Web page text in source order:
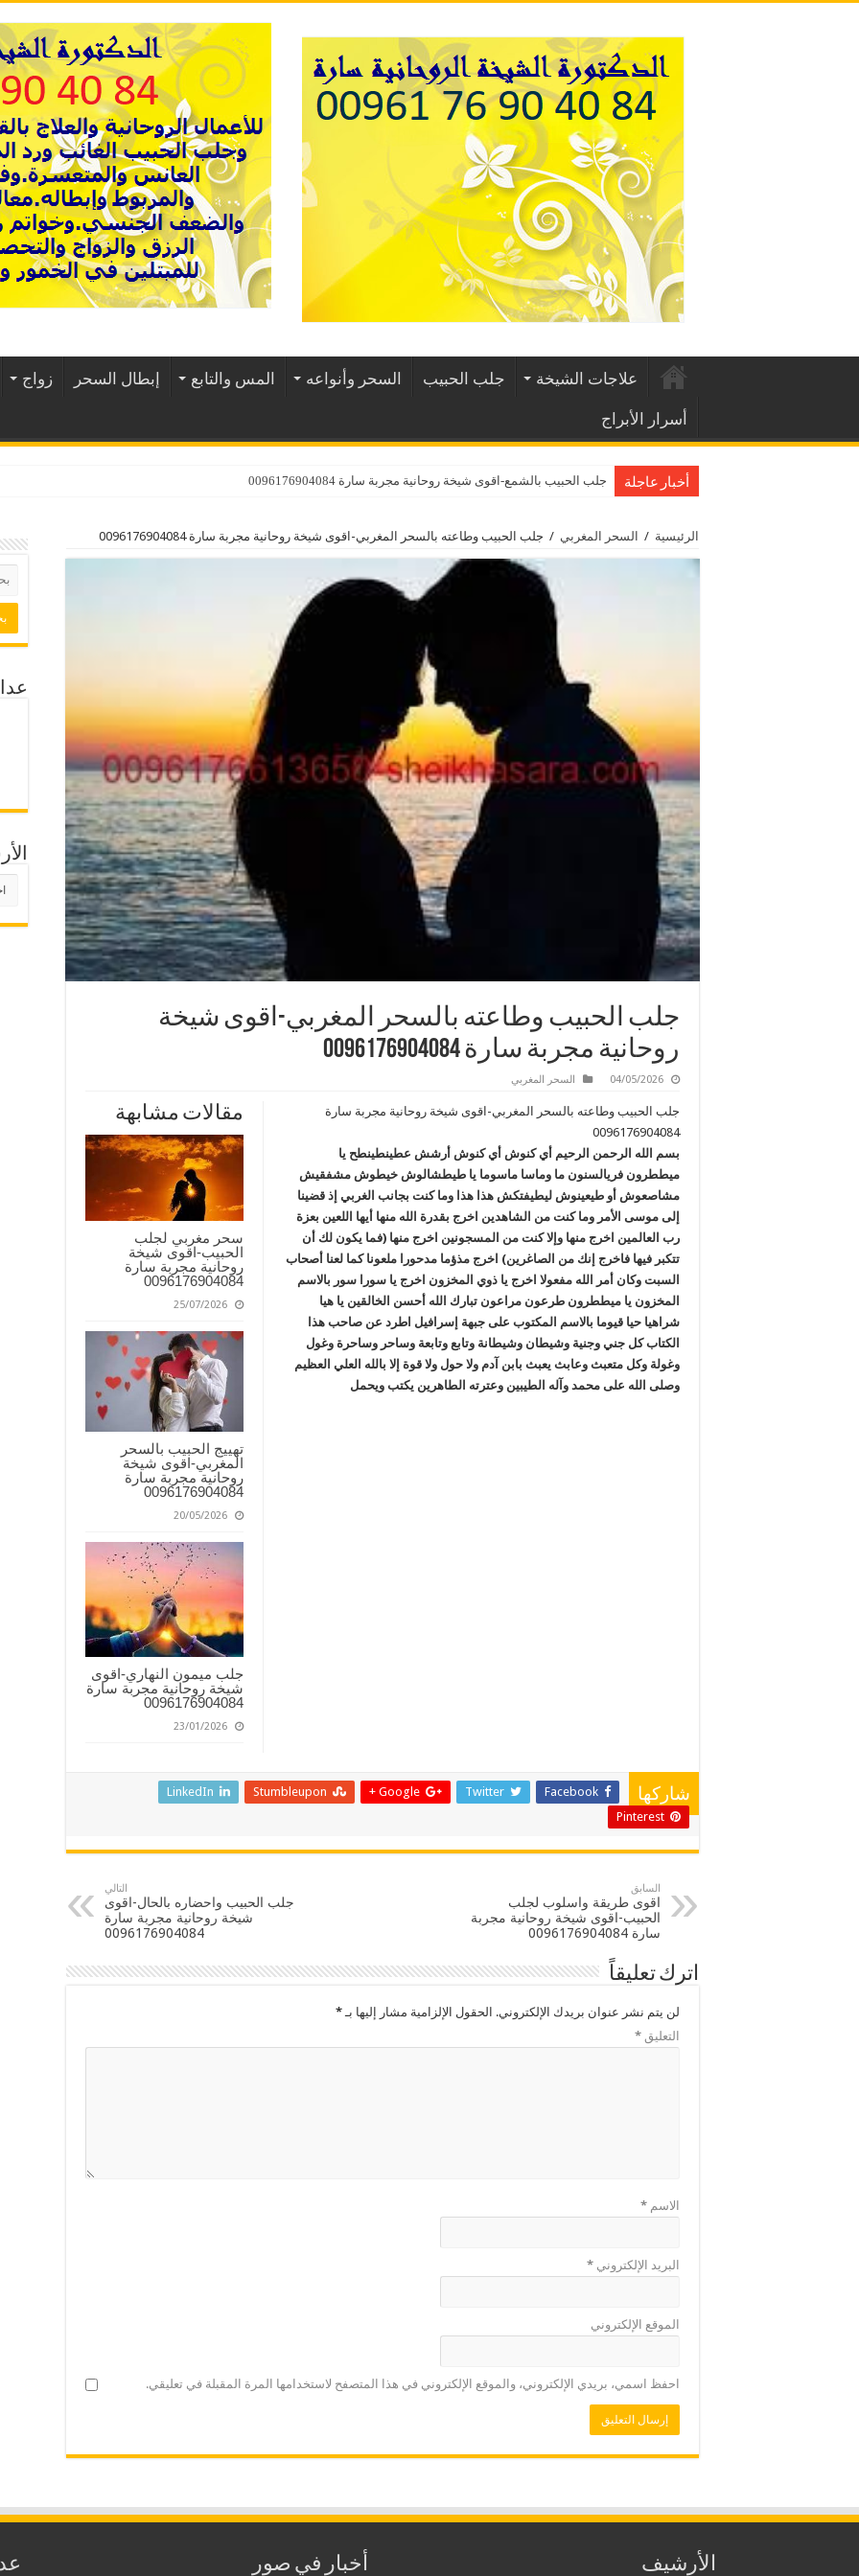
علاجات الشيخة جلب الحبيب السحر وأنواعه المس والتابع إبطال السحر زواج
أسرار الأبراج
أخبار عاجلة جلب الحبيب بالشمع-اقوى شيخة روحانية مجربة سارة 0096176904084
الرئيسية / السحر المغربي / جلب الحبيب وطاعته بالسحر المغربي-اقوى شيخة روحانية مجربة سارة 0096176904084
جلب الحبيب وطاعته بالسحر المغربي-اقوى شيخة
روحانية مجربة سارة 0096176904084
04/05/2026 السحر المغربي
مقالات مشابهة
سحر مغربي لجلب
الحبيب-اقوى شيخة
روحانية مجربة سارة
0096176904084
25/07/2026
تهييج الحبيب بالسحر
المغربي-اقوى شيخة
روحانية مجربة سارة
0096176904084
20/05/2026
جلب ميمون النهاري-اقوى
شيخة روحانية مجربة سارة
0096176904084
23/01/2026
جلب الحبيب وطاعته بالسحر المغربي-اقوى شيخة روحانية مجربة سارة
0096176904084
بسم الله الرحمن الرحيم أي كنوش أي كنوش أرشش عطينطينطح يا
ميططرون فريالسنون ما وماسا ماسوما يا طيطشالوش خيطوش مشفقيش
مشاصعوش أو طيعينوش ليطيفتكش هذا هذا وما كنت بجانب الغربي إذ قضينا
إلى موسى الأمر وما كنت من الشاهدين اخرج بقدرة الله منها أيها اللعين بعزة
رب العالمين اخرج منها وإلا كنت من المسجونين اخرج منها (فما يكون لك أن
تتكبر فيها فاخرج إنك من الصاغرين) اخرج مذؤما مدحورا ملعونا كما لعنا أصحاب
السبت وكان أمر الله مفعولا اخرج يا ذوي المخزون اخرج يا سورا سور بالاسم
المخزون يا ميططرون طرعون مراعون تبارك الله أحسن الخالقين يا هيا
شراهيا حيا قيوما بالاسم المكتوب على جبهة إسرافيل اطرد عن صاحب هذا
الكتاب كل جني وجنية وشيطان وشيطانة وتابع وتابعة وساحر وساحرة وغول
وغولة وكل متعبث وعابث يعبث بابن آدم ولا حول ولا قوة إلا بالله العلي العظيم
وصلى الله على محمد وآله الطيبين وعترته الطاهرين يكتب ويحمل
شاركها Facebook
Twitter
Google +
Stumbleupon
LinkedIn
Pinterest
السابق
اقوى طريقة واسلوب لجلب
الحبيب-اقوى شيخة روحانية مجربة
سارة 0096176904084
التالي
جلب الحبيب واحضاره بالحال-اقوى
شيخة روحانية مجربة سارة
0096176904084
اترك تعليقاً
لن يتم نشر عنوان بريدك الإلكتروني. الحقول الإلزامية مشار إليها بـ*
التعليق *
الاسم *
البريد الإلكتروني *
الموقع الإلكتروني
احفظ اسمي، بريدي الإلكتروني، والموقع الإلكتروني في هذا المتصفح لاستخدامها المرة المقبلة في تعليقي.
الأرشيف أخبار في صور